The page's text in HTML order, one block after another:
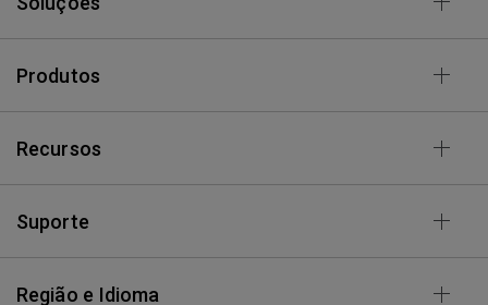
Produtos
Recursos
Suporte
Região e Idioma